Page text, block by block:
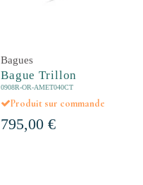
Bagues
Bague Trillon
0908R-OR-AMET040CT
Produit sur commande
795,00 €